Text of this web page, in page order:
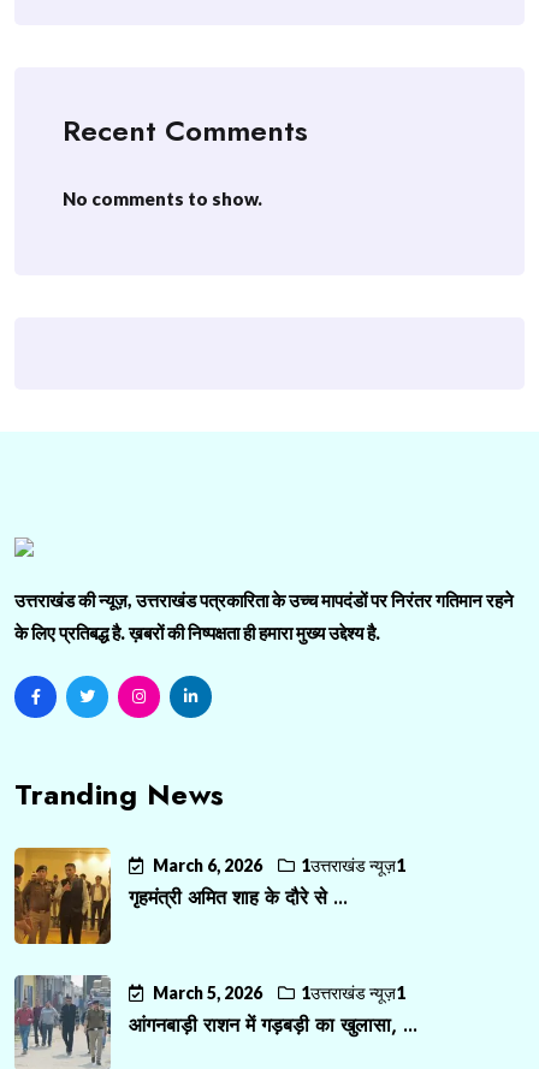
Recent Comments
No comments to show.
उत्तराखंड की न्यूज़, उत्तराखंड पत्रकारिता के उच्च मापदंडों पर निरंतर गतिमान रहने
के लिए प्रतिबद्ध है. ख़बरों की निष्पक्षता ही हमारा मुख्य उद्देश्य है.
Tranding News
March 6, 2026 1उत्तराखंड न्यूज़1
गृहमंत्री अमित शाह के दौरे से ...
March 5, 2026 1उत्तराखंड न्यूज़1
आंगनबाड़ी राशन में गड़बड़ी का खुलासा, ...